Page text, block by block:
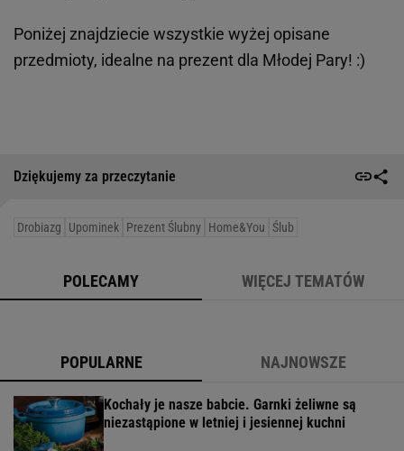
Poniżej znajdziecie wszystkie wyżej opisane
przedmioty, idealne na prezent dla Młodej Pary! :)
Dziękujemy za przeczytanie
Drobiazg Upominek Prezent Ślubny Home&you Ślub
POLECAMY WIĘCEJ TEMATÓW
POPULARNE NAJNOWSZE
Kochały je nasze babcie. Garnki żeliwne są
niezastąpione w letniej i jesiennej kuchni